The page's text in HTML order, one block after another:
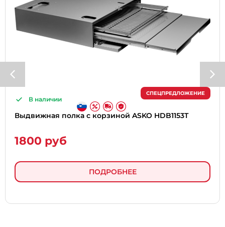
В наличии
СПЕЦПРЕДЛОЖЕНИЕ
Выдвижная полка с корзиной ASKO HDB1153T
1800 руб
ПОДРОБНЕЕ